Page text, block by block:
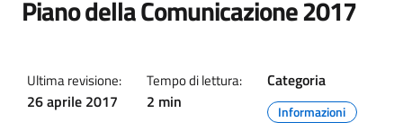
Piano della Comunicazione 2017
Ultima revisione:
26 aprile 2017
Tempo di lettura:
2 min
Categoria
Informazioni